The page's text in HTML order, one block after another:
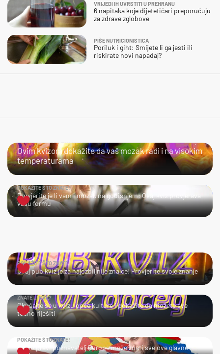
VRIJEDI IH UVRSTITI U PREHRANU
6 napitaka koje dijetetičari preporučuju
za zdrave zglobove
PIŠE NUTRICIONISTICA
Poriluk i giht: Smijete li ga jesti ili
riskirate novi napadaj?
POKAŽITE ŠTO ZNATE!
Ovim kvizom dokažite da vaš mozak radi i na visokim
temperaturama
POKAŽITE ŠTO ZNATE!
Provjerite je li vam i mozak na godišnjem: Ovaj kviz provjerava
vašu formu
POKAŽITE ŠTO ZNATE
Ovaj pub kviz je za najozbiljnije znalce! Provjerite svoje znanje
ZNATE LI SVE?
Okušajte se u kvizu opće kulture i pokažite da možete sve
točno riješiti
POKAŽITE ŠTO ZNATE!
Samo pravi poznavatelj Europe može znati sve ove glavne